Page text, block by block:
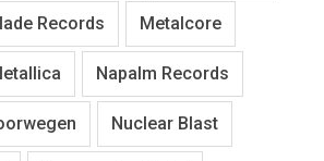
Records Metalcore
Napalm Records
Nuclear Blast